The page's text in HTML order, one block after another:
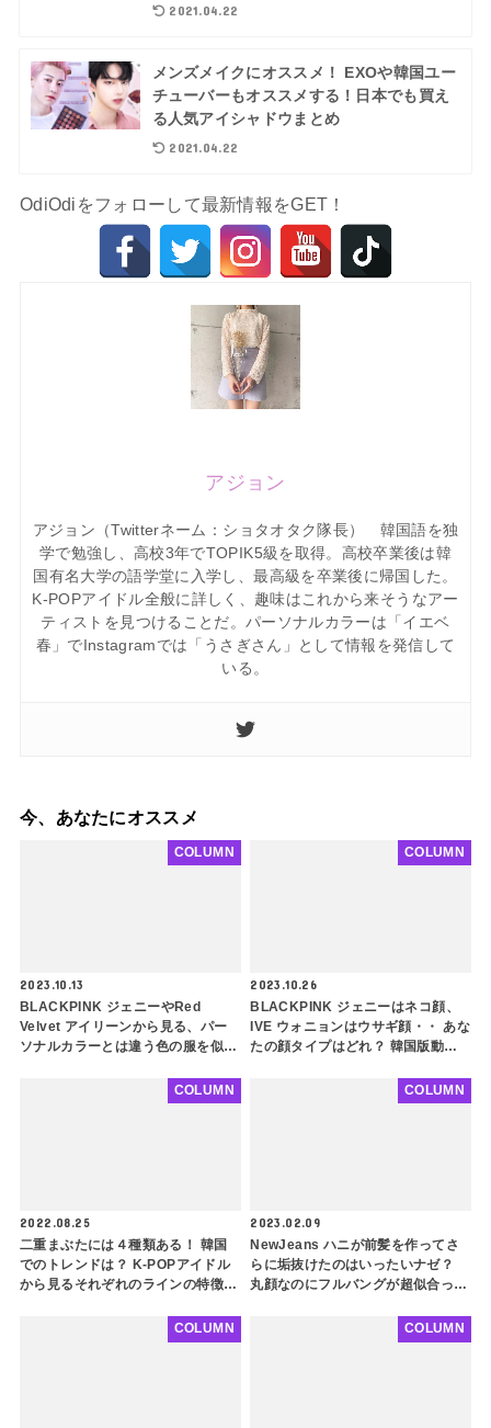
2021.04.22
メンズメイクにオススメ！ EXOや韓国ユー
チューバーもオススメする！日本でも買え
る人気アイシャドウまとめ
2021.04.22
OdiOdiをフォローして最新情報をGET！
アジョン
アジョン（Twitterネーム：ショタオタク隊長） 韓国語を独
学で勉強し、高校3年でTOPIK5級を取得。高校卒業後は韓
国有名大学の語学堂に入学し、最高級を卒業後に帰国した。
K-POPアイドル全般に詳しく、趣味はこれから来そうなアー
ティストを見つけることだ。パーソナルカラーは「イエベ
春」でInstagramでは「うさぎさん」として情報を発信して
いる。
今、あなたにオススメ
2023.10.13
BLACKPINK ジェニーやRed
Velvet アイリーンから見る、パー
ソナルカラーとは違う色の服を似合
を押さえるだけでどんな色の服も着
COLUMN
2023.10.26
BLACKPINK ジェニーはネコ顔、
IVE ウォニョンはウサギ顔・・ あな
たの顔タイプはどれ？ 韓国版動物
COLUMN
2022.08.25
二重まぶたには４種類ある！ 韓国
でのトレンドは？ K-POPアイドル
から見るそれぞれのラインの特徴を
COLUMN
2023.02.09
NewJeans ハニが前髪を作ってさ
らに垢抜けたのはいったいナゼ？
丸顔なのにフルバングが超似合って
COLUMN
COLUMN COLUMN